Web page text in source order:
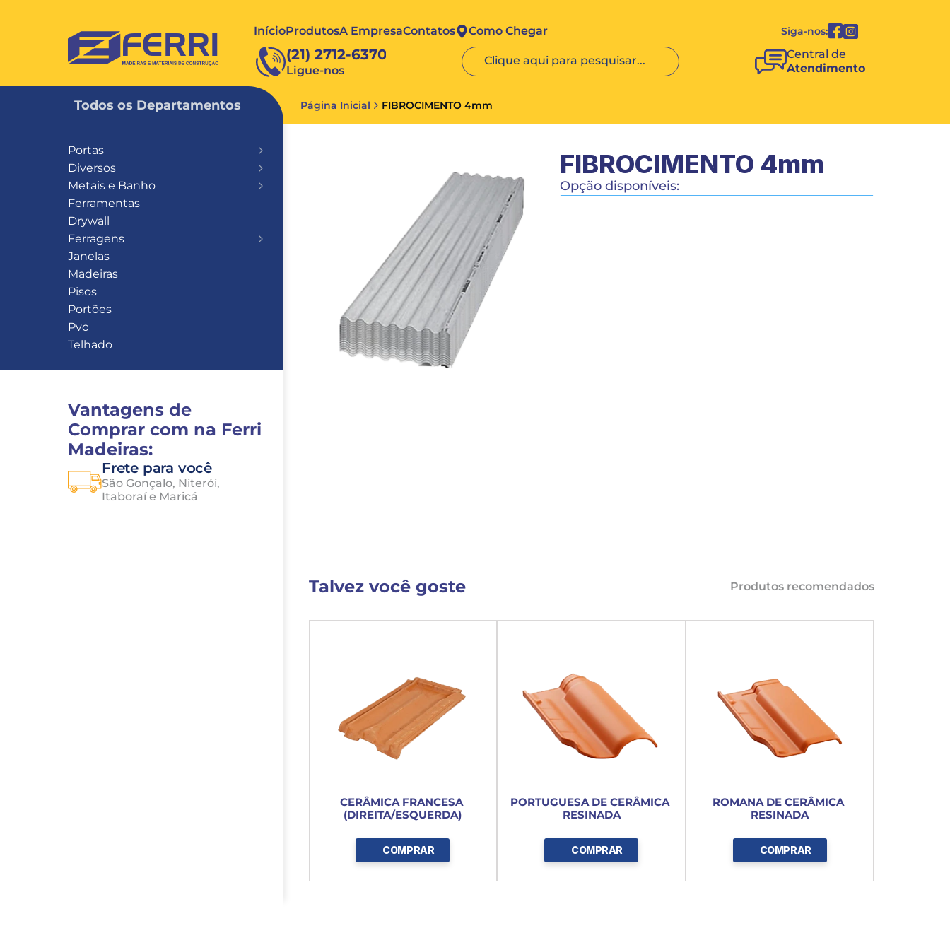
FERRI InícioProdutosA EmpresaContatos Como Chegar Siga-nos:
(21) 2712-6370
Ligue-nos
Clique aqui para pesquisar...
Central de
Atendimento
Todos os Departamentos Página Inicial FIBROCIMENTO 4mm
Portas
Diversos
Metais e Banho
Ferramentas
Drywall
Ferragens
Janelas
Madeiras
Pisos
Portões
Pvc
Telhado
Vantagens de
Comprar com na Ferri
Madeiras:
Frete para você
São Gonçalo, Niterói,
Itaboraí e Maricá
FIBROCIMENTO 4mm
Opção disponíveis:
Talvez você goste Produtos recomendados
CERÂMICA FRANCESA
(DIREITA/ESQUERDA)
COMPRAR
PORTUGUESA DE CERÂMICA
RESINADA
COMPRAR
ROMANA DE CERÂMICA
RESINADA
COMPRAR